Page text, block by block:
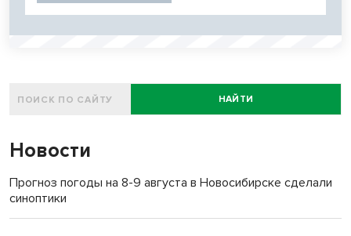
НАЙТИ
Новости
Прогноз погоды на 8-9 августа в Новосибирске сделали
синоптики